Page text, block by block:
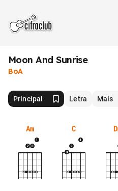
Moon And Sunrise
BoA
Principal Letra Mais
Am C